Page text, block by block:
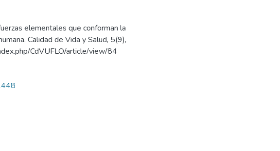
elementales que conforman la
Calidad de Vida y Salud, 5(9),
CdVUFLO/article/view/84